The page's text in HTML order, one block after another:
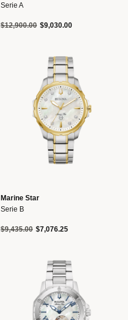
Serie A
Precio reducido de
$12,900.00a$9,030.00
Marine Star
Serie B
Precio reducido de
$9,435.00a$7,076.25